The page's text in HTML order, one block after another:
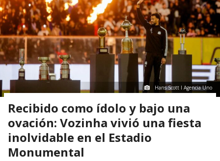
Hans Scott I Agencia Uno
Recibido como ídolo y bajo una
ovación: Vozinha vivió una fiesta
inolvidable en el Estadio
Monumental